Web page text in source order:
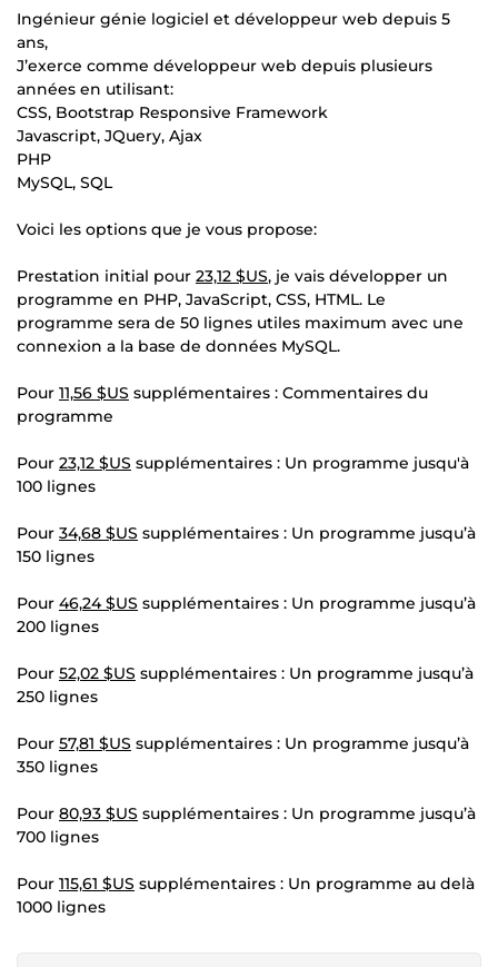
Ingénieur génie logiciel et développeur web depuis 5
ans,
J’exerce comme développeur web depuis plusieurs
années en utilisant:
CSS, Bootstrap Responsive Framework
Javascript, JQuery, Ajax
PHP
MySQL, SQL
Voici les options que je vous propose:
Prestation initial pour 23,12 $US, je vais développer un
programme en PHP, JavaScript, CSS, HTML. Le
programme sera de 50 lignes utiles maximum avec une
connexion a la base de données MySQL.
Pour 11,56 $US supplémentaires : Commentaires du
programme
Pour 23,12 $US supplémentaires : Un programme jusqu'à
100 lignes
Pour 34,68 $US supplémentaires : Un programme jusqu’à
150 lignes
Pour 46,24 $US supplémentaires : Un programme jusqu’à
200 lignes
Pour 52,02 $US supplémentaires : Un programme jusqu’à
250 lignes
Pour 57,81 $US supplémentaires : Un programme jusqu’à
350 lignes
Pour 80,93 $US supplémentaires : Un programme jusqu’à
700 lignes
Pour 115,61 $US supplémentaires : Un programme au delà
1000 lignes